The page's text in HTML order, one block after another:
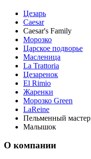
Цезарь
Caesar
Caesar's Family
Морозко
Царское подворье
Масленица
La Trattoria
Цезаренок
El Rimio
Жаренки
Морозко Green
LaReine
Пельменный мастер
Малышок
О компании